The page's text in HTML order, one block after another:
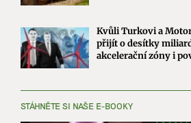
Kvůli Turkovi a
přijít o desítky
akcelerační zóny i
STÁHNĚTE SI NAŠE E-BOOKY